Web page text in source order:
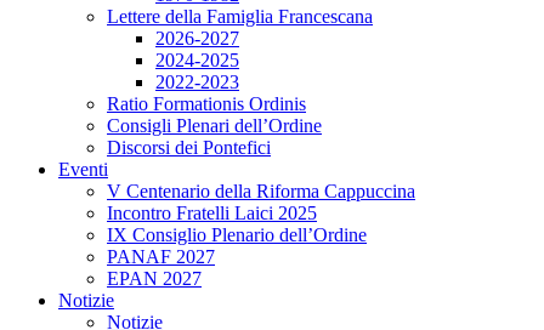
Lettere della Famiglia Francescana
2026-2027
2024-2025
2022-2023
Ratio Formationis Ordinis
Consigli Plenari dell’Ordine
Discorsi dei Pontefici
Eventi
V Centenario della Riforma Cappuccina
Incontro Fratelli Laici 2025
IX Consiglio Plenario dell’Ordine
PANAF 2027
EPAN 2027
Notizie
Notizie